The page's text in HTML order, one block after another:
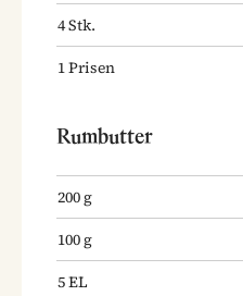
4Stk.
1Prisen
Rumbutter
200g
100g
5EL